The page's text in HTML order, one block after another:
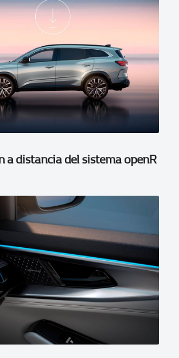
a distancia del sistema openR